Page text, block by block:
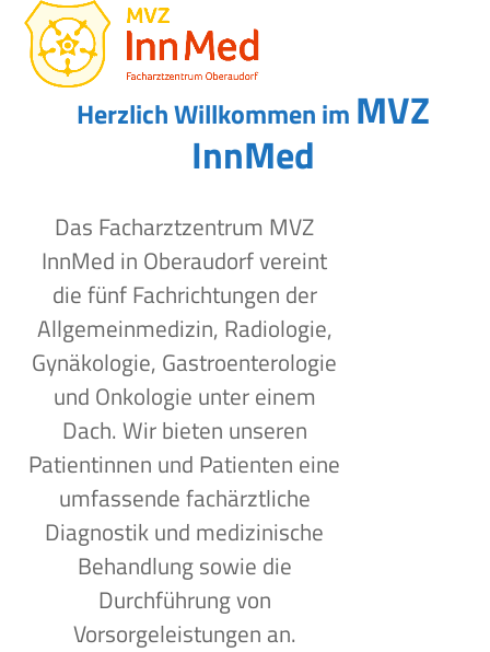
Skip
content
Open
mobile
menu
Close
mobile
menu
Herzlich Willkommen im MVZ
InnMed
Das Facharztzentrum MVZ
InnMed in Oberaudorf vereint
die fünf Fachrichtungen der
Allgemeinmedizin, Radiologie,
Gynäkologie, Gastroenterologie
und Onkologie unter einem
Dach. Wir bieten unseren
Patientinnen und Patienten eine
umfassende fachärztliche
Diagnostik und medizinische
Behandlung sowie die
Durchführung von
Vorsorgeleistungen an.